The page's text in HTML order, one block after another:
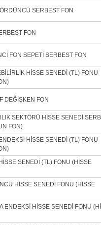
SERBEST FON
FON
FON SEPETİ SERBEST FON
HİSSE SENEDİ (TL) FONU
DEĞİŞKEN FON
SEKTÖRÜ HİSSE SENEDİ
FON)
HİSSE SENEDİ (TL) FONU
SENEDİ (TL) FONU (HİSSE
HİSSE SENEDİ FONU (HİSSE
ENDEKSİ HİSSE SENEDİ FONU